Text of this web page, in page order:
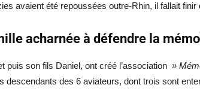
avaient été repoussées outre-Rhin, il fallait finir
acharnée à défendre la
puis son fils Daniel, ont créé l’association »
descendants des 6 aviateurs, dont trois sont